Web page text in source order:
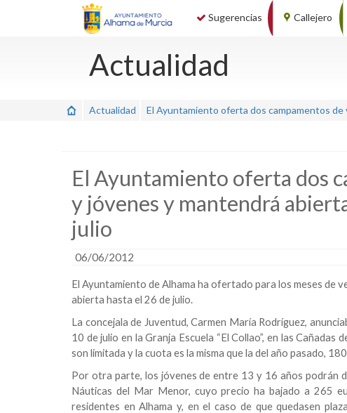
Sugerencias Callejero
Actualidad
Actualidad El Ayuntamiento oferta dos campamentos de
El Ayuntamiento oferta dos
y jóvenes y mantendrá
julio
06/06/2012
ElAyuntamiento de Alhama ha ofertado para los meses de
abierta hasta el 26 de julio.
La concejala de Juventud, Carmen María Rodríguez,
10 de julio en la Granja Escuela “El Collao”, en las Cañadas
son limitada y la cuota es la misma que la del año pasado,
Por otra parte, los jóvenes de entre 13 y 16 años podrán
Náuticas del Mar Menor, cuyo precio ha bajado a 265
residentes en Alhama y, en el caso de que quedasen